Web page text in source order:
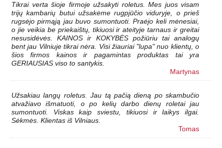
Tikrai verta šioje firmoje užsakyti roletus. Mes juos visam
trijų kambarių butui užsakėme rugpjūčio viduryje, o prieš
rugsėjo pirmąją jau buvo sumontuoti. Praėjo keli mėnesiai,
o jie veikia be priekaištų, tikiuosi ir ateityje tarnaus ir greitai
nesusidėvės. KAINOS ir KOKYBĖS požiūriu tai analogų
bent jau Vilniuje tikrai nėra. Visi žiauriai "lupa" nuo klientų, o
šios firmos kainos ir pagamintas produktas tai yra
GERIAUSIAS viso to santykis.
Martynas
Užsakiau langų roletus. Jau tą pačią dieną po skambučio
atvažiavo išmatuoti, o po kelių darbo dienų roletai jau
sumontuoti. Viskas kaip sviestu, tikiuosi ir laikys ilgai.
Sėkmės. Klientas iš Vilniaus.
Tomas